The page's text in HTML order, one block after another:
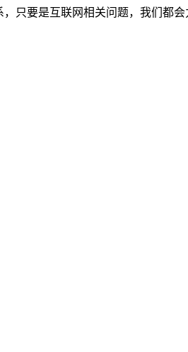
只要是互联网相关问题，我们都